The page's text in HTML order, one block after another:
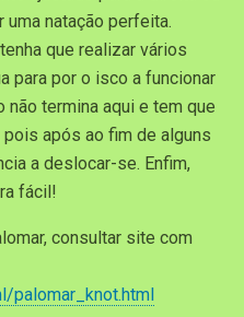
uma natação perfeita.
que realizar vários
para por o isco a funcionar
termina aqui e tem que
após ao fim de alguns
a deslocar-se. Enfim,
fácil!
consultar site com
palomar_knot.html